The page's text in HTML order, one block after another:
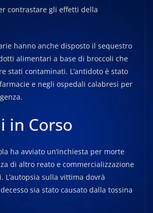
contrastare gli effetti della
hanno anche disposto il sequestro
alimentari a base di broccoli che
stati contaminati. L’antidoto è stato
e negli ospedali calabresi per
in Corso
ha avviato un’inchiesta per morte
di altro reato e commercializzazione
L’autopsia sulla vittima dovrà
sia stato causato dalla tossina